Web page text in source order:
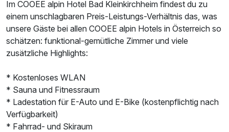
Im COOEE alpin Hotel Bad Kleinkirchheim findest du zu
einem unschlagbaren Preis-Leistungs-Verhältnis das, was
unsere Gäste bei allen COOEE alpin Hotels in Österreich so
schätzen: funktional-gemütliche Zimmer und viele
zusätzliche Highlights:
* Kostenloses WLAN
* Sauna und Fitnessraum
* Ladestation für E-Auto und E-Bike (kostenpflichtig nach
Verfügbarkeit)
* Fahrrad- und Skiraum